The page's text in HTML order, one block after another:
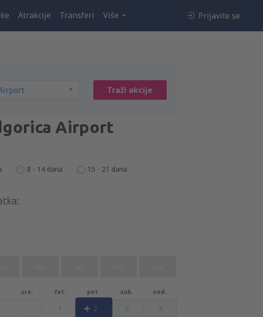
Atrakcije Transferi Više Prijavite se
Traži akcije
Airport
8 - 14 dana 15 - 21 dana
sre. čet. pet. sub. ned.
1 2 3 4